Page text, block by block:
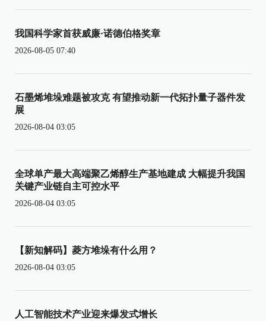
我国科学家首获威廉·诺德伯格奖章
2026-08-05 07:40
石墨烯堆垛难题被攻克 有望推动新一代拓扑量子器件发
展
2026-08-04 03:05
全球单产最大高端聚乙烯醇生产基地建成 大幅提升我国
关键产业链自主可控水平
2026-08-04 03:05
【新知解码】菱方堆垛有什么用？
2026-08-04 03:05
人工智能技术产业迎来爆发式增长